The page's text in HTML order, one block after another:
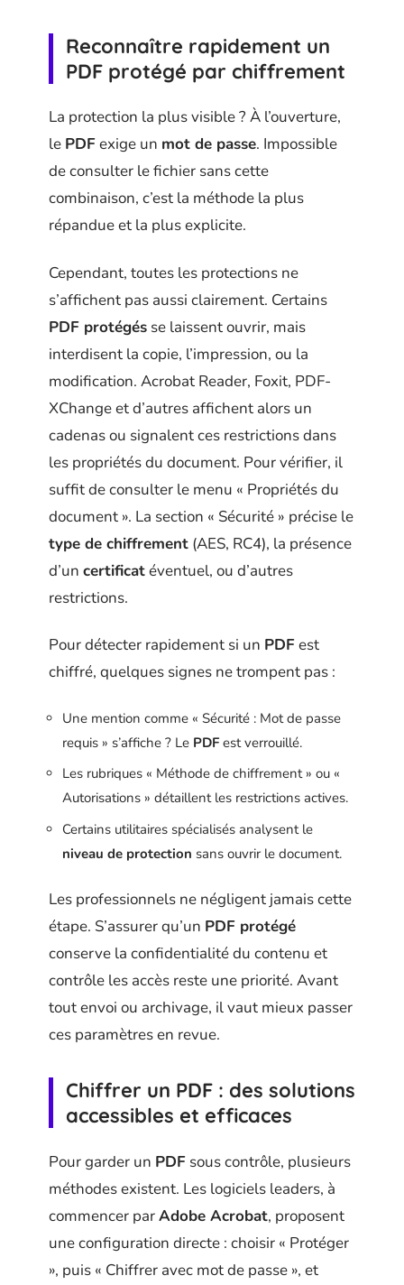
Reconnaître rapidement un
PDF protégé par chiffrement
La protection la plus visible ? À l’ouverture,
le PDFexige un mot de passe. Impossible
de consulter le fichier sans cette
combinaison, c’est la méthode la plus
répandue et la plus explicite.
Cependant, toutes les protections ne
s’affichent pas aussi clairement. Certains
PDF protégés se laissent ouvrir, mais
interdisent la copie, l’impression, ou la
modification. Acrobat Reader, Foxit, PDF-
XChange et d’autres affichent alors un
cadenas ou signalent ces restrictions dans
les propriétés du document. Pour vérifier, il
suffit de consulter le menu « Propriétés du
document ». La section « Sécurité » précise le
type de chiffrement (AES, RC4), la présence
d’un certificatéventuel, ou d’autres
restrictions.
Pour détecter rapidement si un PDFest
chiffré, quelques signes ne trompent pas :
Une mention comme « Sécurité : Mot de passe
requis » s’affiche ? Le PDF est verrouillé.
Les rubriques « Méthode de chiffrement » ou «
Autorisations » détaillent les restrictions actives.
Certains utilitaires spécialisés analysent le
niveau de protection sans ouvrir le document.
Les professionnels ne négligent jamais cette
étape. S’assurer qu’un PDF protégé
conserve la confidentialité du contenu et
contrôle les accès reste une priorité. Avant
tout envoi ou archivage, il vaut mieux passer
ces paramètres en revue.
Chiffrer un PDF : des solutions
accessibles et efficaces
Pour garder un PDF sous contrôle, plusieurs
méthodes existent. Les logiciels leaders, à
commencer parAdobe Acrobat, proposent
une configuration directe : choisir « Protéger
», puis « Chiffrer avec mot de passe », et